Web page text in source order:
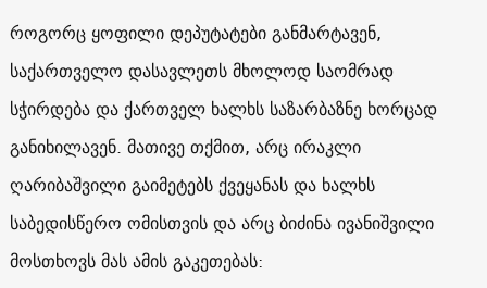
როგორც ყოფილი დეპუტატები განმარტავენ,
საქართველო დასავლეთს მხოლოდ საომრად
სჭირდება და ქართველ ხალხს საზარბაზნე ხორცად
განიხილავენ. მათივე თქმით, არც ირაკლი
ღარიბაშვილი გაიმეტებს ქვეყანას და ხალხს
საბედისწერო ომისთვის და არც ბიძინა ივანიშვილი
მოსთხოვს მას ამის გაკეთებას: